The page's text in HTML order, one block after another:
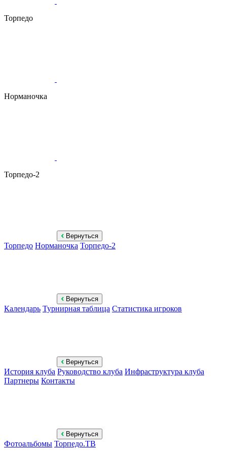
Торпедо
Норманочка
Торпедо-2
Вернуться
Торпедо Норманочка Торпедо-2
Вернуться
Календарь Турнирная таблица Статистика игроков
Вернуться
История клуба Руководство клуба Инфраструктура клуба
Партнеры Контакты
Вернуться
Фотоальбомы Торпедо.ТВ